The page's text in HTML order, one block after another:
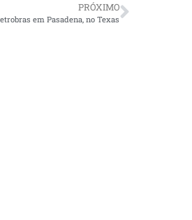
PRÓXIMO
em Pasadena, no Texas